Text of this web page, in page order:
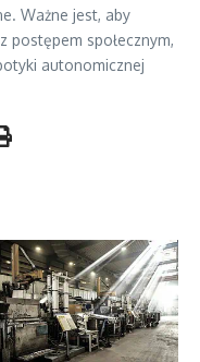
Ważne jest, aby
postępem społecznym,
autonomicznej